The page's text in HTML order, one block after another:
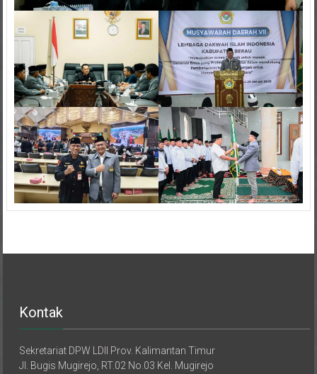
Kontak
Sekretariat DPW LDII Prov. Kalimantan Timur
Jl. Bugis Mugirejo, RT.02 No.03 Kel. Mugirejo